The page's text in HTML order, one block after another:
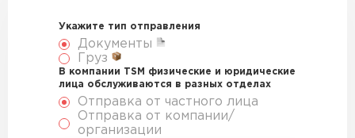
Укажите тип отправления
Документы
Груз
В компании TSM физические и юридические
лица обслуживаются в разных отделах
Отправка от частного лица
Отправка от компании/
организации